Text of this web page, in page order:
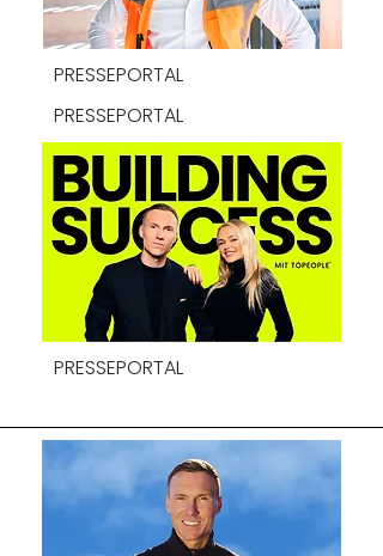
PRESSEPORTAL
PRESSEPORTAL
PRESSEPORTAL